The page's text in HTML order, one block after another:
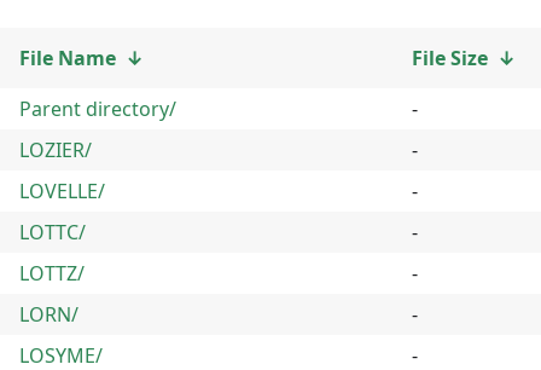
File Name ↓ File Size ↓
Parent directory/
-
LOZIER/
-
LOVELLE/
-
LOTTC/
-
LOTTZ/
-
LORN/
-
LOSYME/
-